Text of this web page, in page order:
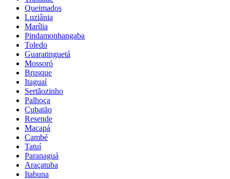
Queimados
Luziânia
Marília
Pindamonhangaba
Toledo
Guaratinguetá
Mossoró
Brusque
Itaguaí
Sertãozinho
Palhoça
Cubatão
Resende
Macapá
Cambé
Tatuí
Paranaguá
Araçatuba
Itabuna